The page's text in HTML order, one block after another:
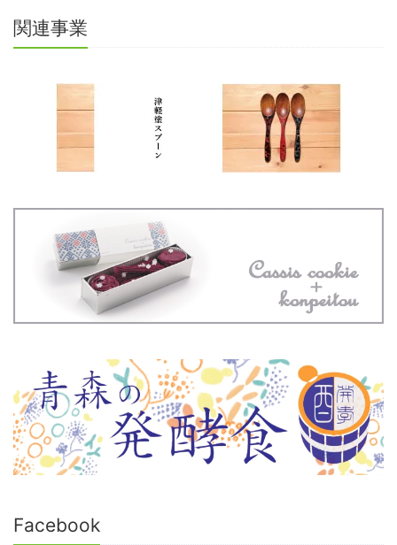
関連事業
Facebook